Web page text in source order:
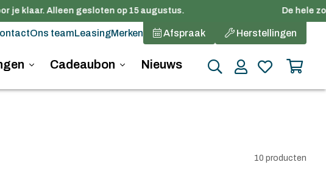
je klaar. Alleen gesloten op 15 augustus. De hele
Ons teamLeasingMerken Afspraak Herstellingen
Cadeaubon Nieuws
10 producten